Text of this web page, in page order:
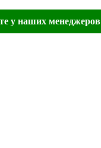
у наших менеджеров